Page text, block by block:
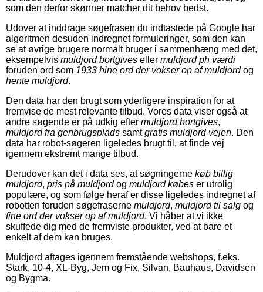
som den derfor skønner matcher dit behov bedst.
Udover at inddrage søgefrasen du indtastede på Google har
algoritmen desuden indregnet formuleringer, som den kan
se at øvrige brugere normalt bruger i sammenhæng med det,
eksempelvis muldjord bortgives eller muldjord ph værdi
foruden ord som 1933 hine ord der vokser op af muldjordog
hente muldjord.
Den data har den brugt som yderligere inspiration for at
fremvise de mest relevante tilbud. Vores data viser også at
andre søgende er på udkig efter muldjord bortgives,
muldjord fra genbrugsplads samtgratis muldjord vejen. Den
data har robot-søgeren ligeledes brugt til, at finde vej
igennem ekstremt mange tilbud.
Derudover kan det i data ses, at søgningerne køb billig
muldjord, pris på muldjordog muldjord købes er utrolig
populære, og som følge heraf er disse ligeledes indregnet af
robotten foruden søgefraserne muldjord, muldjord til salg og
fine ord der vokser op af muldjord. Vi håber at vi ikke
skuffede dig med de fremviste produkter, ved at bare et
enkelt af dem kan bruges.
Muldjord aftages igennem fremstående webshops, f.eks.
Stark, 10-4, XL-Byg, Jem og Fix, Silvan, Bauhaus, Davidsen
og Bygma.